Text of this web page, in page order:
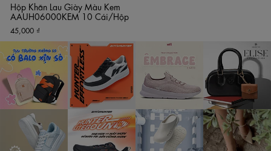
Hộp Khăn Lau Giày Màu Kem
AAUH06000KEM 10 Cái/Hộp
45,000 ₫